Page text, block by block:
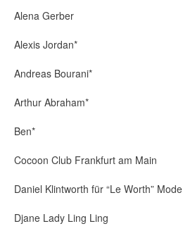
Alena Gerber
Alexis Jordan*
Andreas Bourani*
Arthur Abraham*
Ben*
Cocoon Club Frankfurt am Main
Daniel Klintworth für “Le Worth” Mode
Djane Lady Ling Ling